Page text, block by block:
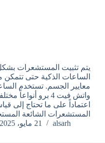
يتم تثبيت المستشعرات
الساعات الذكية حتى
معايير الجسم. تستخدم
واتش فيت 4 برو
اعتماداً على ما تحتاج إلى
المستشعرات الشائعة
alsarh
21 مايو، 2025